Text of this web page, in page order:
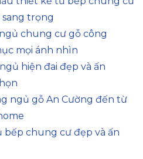
sang trọng
chung cư gỗ công
mọi ánh nhìn
hiện đai đẹp và ấn
ngủ gỗ An Cường đến từ
chung cư đẹp và ấn